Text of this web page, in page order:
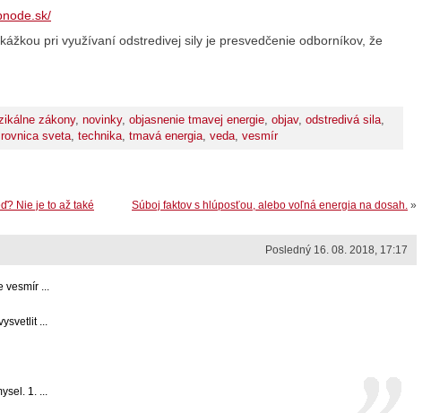
pri využívaní odstredivej sily je presvedčenie odborníkov, že
zákony, novinky, objasnenie tmavej energie objav, odstredivá sila
rovnica sveta technika tmavá energia veda vesmír
Súboj faktov s hlúposťou, alebo voľná energia na dosah. »
Nie je to až také
Posledný 16. 08. 2018, 17:17
vesmír ...
...
1. ...